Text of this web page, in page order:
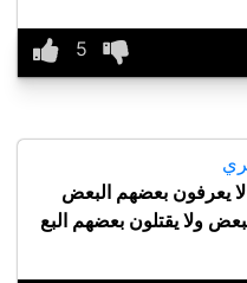
يعرفون بعضهم البعض
ولا يقتلون بعضهم البع